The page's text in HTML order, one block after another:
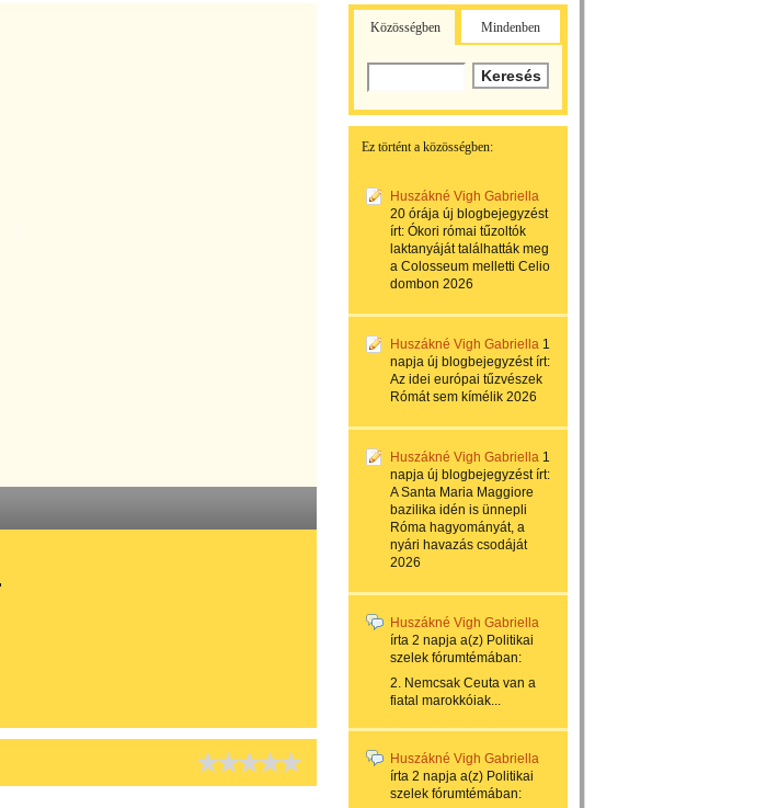
Közösségben Mindenben
Ez történt a közösségben:
Huszákné Vigh Gabriella
20 órája új blogbejegyzést
írt: Ókori római tűzoltók
laktanyáját találhatták meg
a Colosseum melletti Celio
dombon 2026
Huszákné Vigh Gabriella 1
napja új blogbejegyzést írt:
Az idei európai tűzvészek
Rómát sem kímélik 2026
Huszákné Vigh Gabriella 1
napja új blogbejegyzést írt:
A Santa Maria Maggiore
bazilika idén is ünnepli
Róma hagyományát, a
nyári havazás csodáját
2026
Huszákné Vigh Gabriella
írta 2 napja a(z) Politikai
szelek fórumtémában:
2. Nemcsak Ceuta van a
fiatal marokkóiak...
Huszákné Vigh Gabriella
írta 2 napja a(z) Politikai
szelek fórumtémában: